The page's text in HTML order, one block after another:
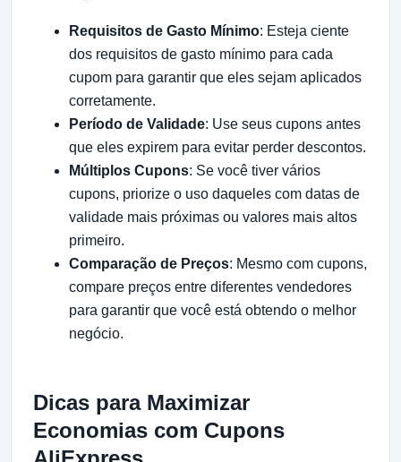
Requisitos de Gasto Mínimo: Esteja ciente
dos requisitos de gasto mínimo para cada
cupom para garantir que eles sejam aplicados
corretamente.
Período de Validade: Use seus cupons antes
que eles expirem para evitar perder descontos.
Múltiplos Cupons: Se você tiver vários
cupons, priorize o uso daqueles com datas de
validade mais próximas ou valores mais altos
primeiro.
Comparação de Preços: Mesmo com cupons,
compare preços entre diferentes vendedores
para garantir que você está obtendo o melhor
negócio.
Dicas para Maximizar
Economias com Cupons